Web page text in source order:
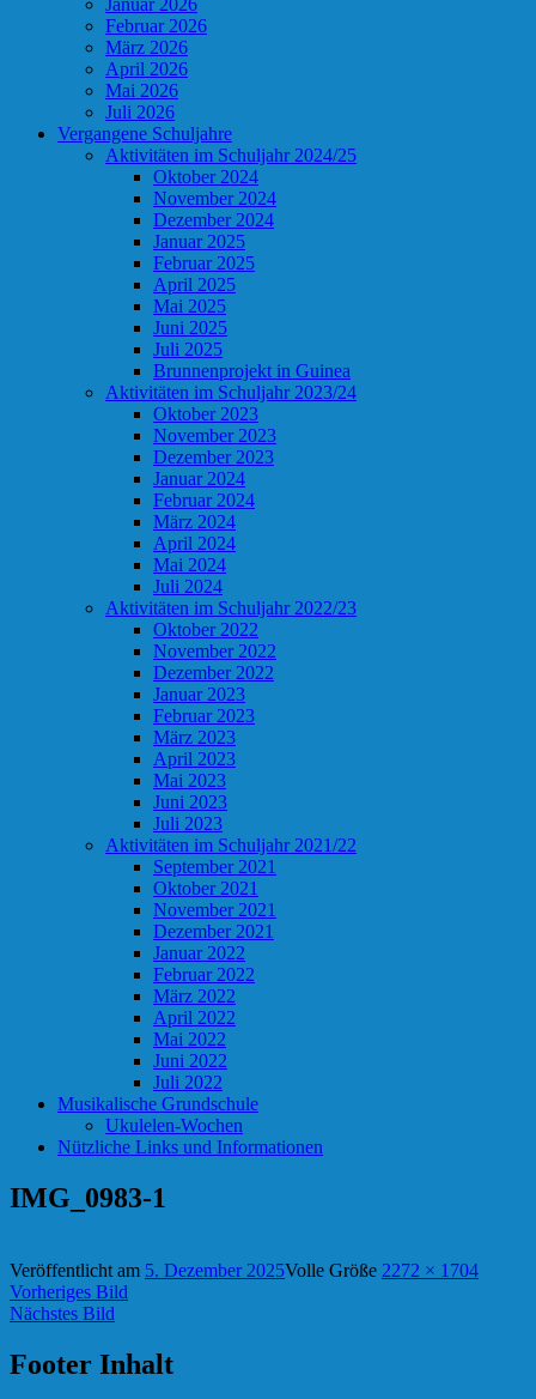
Februar 2026
März 2026
April 2026
Mai 2026
Juli 2026
Vergangene Schuljahre
Aktivitäten im Schuljahr 2024/25
Oktober 2024
November 2024
Dezember 2024
Januar 2025
Februar 2025
April 2025
Mai 2025
Juni 2025
Juli 2025
Brunnenprojekt in Guinea
Aktivitäten im Schuljahr 2023/24
Oktober 2023
November 2023
Dezember 2023
Januar 2024
Februar 2024
März 2024
April 2024
Mai 2024
Juli 2024
Aktivitäten im Schuljahr 2022/23
Oktober 2022
November 2022
Dezember 2022
Januar 2023
Februar 2023
März 2023
April 2023
Mai 2023
Juni 2023
Juli 2023
Aktivitäten im Schuljahr 2021/22
September 2021
Oktober 2021
November 2021
Dezember 2021
Januar 2022
Februar 2022
März 2022
April 2022
Mai 2022
Juni 2022
Juli 2022
Musikalische Grundschule
Ukulelen-Wochen
Nützliche Links und Informationen
IMG_0983-1
Veröffentlicht am 5. Dezember 2025Volle Größe 2272 × 1704
Vorheriges Bild
Nächstes Bild
Footer Inhalt